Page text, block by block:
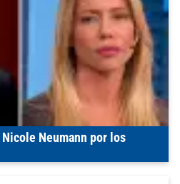
Neumann por los